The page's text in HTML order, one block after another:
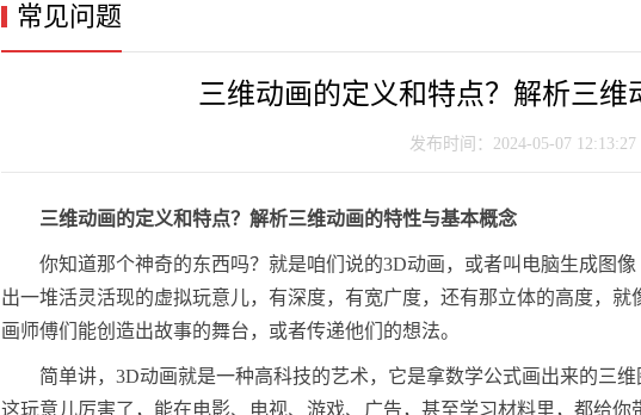
常见问题
三维动画的定义和特点？解析三维
发布时间：2024-05-07
三维动画的定义和特点？解析三维动画的特性与基本概念
你知道那个神奇的东西吗？就是咱们说的3D动画，或者叫电脑生成图
出一堆活灵活现的虚拟玩意儿，有深度，有宽广度，还有那立体的高度，
画师傅们能创造出故事的舞台，或者传递他们的想法。
简单讲，3D动画就是一种高科技的艺术，它是拿数学公式画出来的三
这玩意儿厉害了，能在电影、电视、游戏、广告，甚至学习材料里，都给你